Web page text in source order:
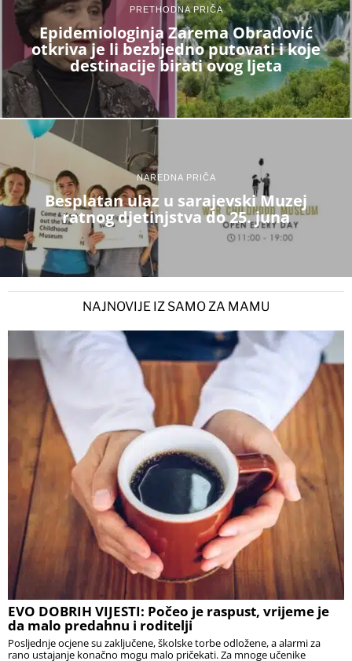
PRETHODNA PRIČA
Epidemiologinja Zarema Obradović
otkriva je li bezbjedno putovati i koje
destinacije birati ovog ljeta
NAREDNA PRIČA
Besplatan ulaz u sarajevski Muzej
ratnog djetinjstva do 25. juna
NAJNOVIJE IZ SAMO ZA MAMU
EVO DOBRIH VIJESTI: Počeo je raspust, vrijeme je
da malo predahnu i roditelji
Posljednje ocjene su zaključene, školske torbe odložene, a alarmi za
rano ustajanje konačno mogu malo pričekati. Za mnoge učenike